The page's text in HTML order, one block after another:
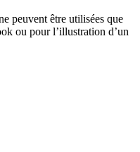
peuvent être utilisées que
ou pour l’illustration d’un